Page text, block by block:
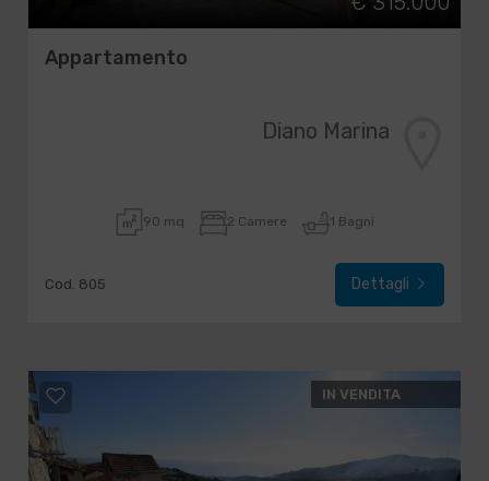
Appartamento
Diano Marina
90 mq 2 Camere 1 Bagni
Cod. 805 Dettagli
IN VENDITA